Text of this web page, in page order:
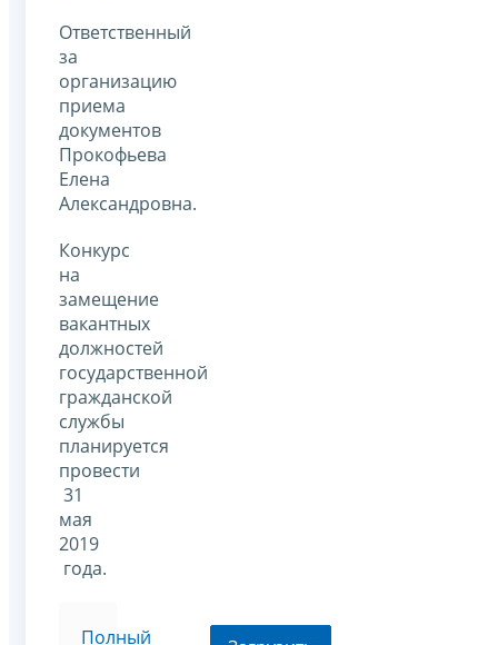
Ответственный
за
организацию
приема
документов
Прокофьева
Елена
Александровна.
Конкурс
на
замещение
вакантных
должностей
государственной
гражданской
службы
планируется
провести
31
мая
2019
года.
Полный